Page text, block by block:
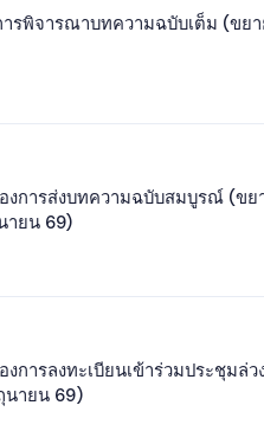
รพิจารณาบทความฉบับเต็ม (ขย
งการส่งบทความฉบับสมบูรณ์ (ขย
ายน 69)
การลงทะเบียนเข้าร่วมประชุมล่ว
นายน 69)